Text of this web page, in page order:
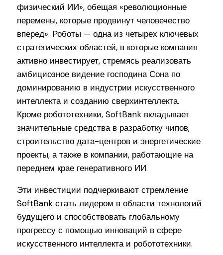
физический ИИ», обещая «революционные
перемены, которые продвинут человечество
вперед». Роботы — одна из четырех ключевых
стратегических областей, в которые компания
активно инвестирует, стремясь реализовать
амбициозное видение господина Сона по
доминированию в индустрии искусственного
интеллекта и созданию сверхинтеллекта.
Кроме робототехники, SoftBank вкладывает
значительные средства в разработку чипов,
строительство дата-центров и энергетические
проекты, а также в компании, работающие на
переднем крае генеративного ИИ.
Эти инвестиции подчеркивают стремление
SoftBank стать лидером в области технологий
будущего и способствовать глобальному
прогрессу с помощью инноваций в сфере
искусственного интеллекта и робототехники.